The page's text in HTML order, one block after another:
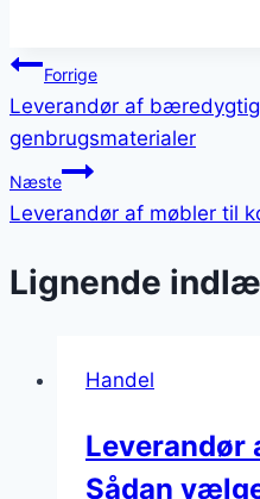
Forrige
Leverandør af
genbrugsmaterialer
Næste
Leverandør af møbler til
Lignende
Handel
Leverandør
Sådan